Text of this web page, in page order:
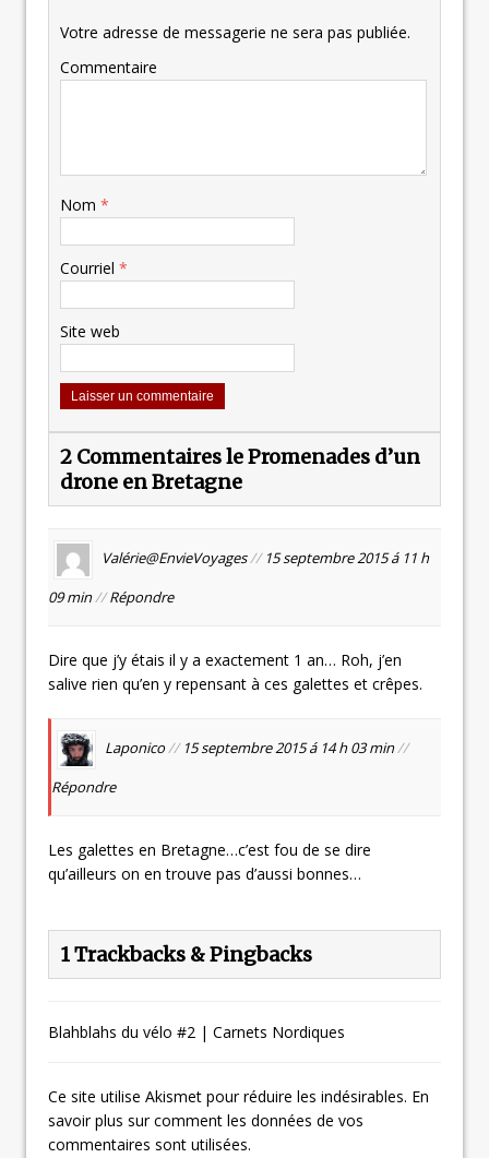
Votre adresse de messagerie ne sera pas publiée.
Commentaire
Nom *
Courriel *
Site web
2 Commentaires le Promenades d’un
drone en Bretagne
Valérie@EnvieVoyages// 15 septembre 2015 á 11 h
09 min//Répondre
Dire que j’y étais il y a exactement 1 an… Roh, j’en
salive rien qu’en y repensant à ces galettes et crêpes.
Laponico// 15 septembre 2015 á 14 h 03 min//
Répondre
Les galettes en Bretagne…c’est fou de se dire
qu’ailleurs on en trouve pas d’aussi bonnes…
1 Trackbacks & Pingbacks
Blahblahs du vélo #2 | Carnets Nordiques
Ce site utilise Akismet pour réduire les indésirables. En
savoir plus sur comment les données de vos
commentaires sont utilisées.